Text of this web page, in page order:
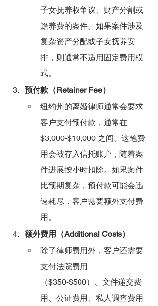
子女抚养权争议、财产分割或
赡养费的案件。如果案件涉及
复杂资产分配或子女抚养安
排，则通常不适用固定费用模
式。
预付款（Retainer Fee）
纽约州的离婚律师通常会要求
客户支付预付款，通常在
$3,000-$10,000 之间。这笔费
用会被存入信托账户，随着案
件进展按小时扣除。如果案件
比预期复杂，预付款可能会迅
速耗尽，客户需要额外支付费
用。
额外费用（Additional Costs）
除了律师费用外，客户还需要
支付法院费用
（$350-$500）、文件递交费
用、公证费用、私人调查费用